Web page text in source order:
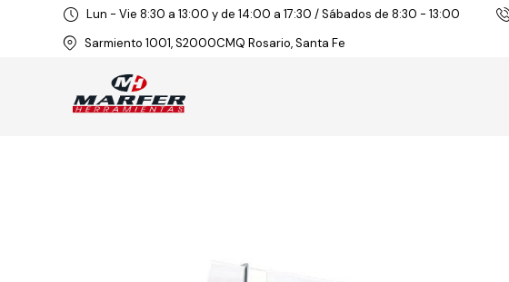
Lun - Vie 8:30 a 13:00 y de 14:00 a 17:30 / Sábados de 8:30 - 13:00
Sarmiento 1001, S2000CMQ Rosario, Santa Fe